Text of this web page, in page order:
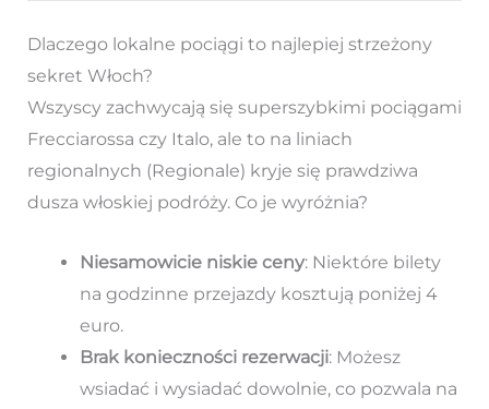
Dlaczego lokalne pociągi to najlepiej strzeżony
sekret Włoch?
Wszyscy zachwycają się superszybkimi pociągami
Frecciarossa czy Italo, ale to na liniach
regionalnych (Regionale) kryje się prawdziwa
dusza włoskiej podróży. Co je wyróżnia?
Niesamowicie niskie ceny: Niektóre bilety
na godzinne przejazdy kosztują poniżej 4
euro.
Brak konieczności rezerwacji: Możesz
wsiadać i wysiadać dowolnie, co pozwala na